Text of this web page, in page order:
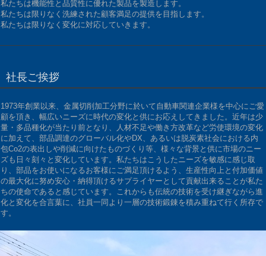
私たちは機能性と品質性に優れた製品を製造します。
私たちは限りなく洗練された顧客満足の提供を目指します。
私たちは限りなく変化に対応していきます。
社長ご挨拶
1973年創業以来、金属切削加工分野に於いて自動車関連企業様を中心にご愛
顧を頂き、幅広いニーズに時代の変化と供にお応えしてきました。近年は少
量・多品種化が当たり前となり、人材不足や働き方改革など労使環境の変化
に加えて、部品調達のグローバル化やDX、あるいは脱炭素社会における内
包Co2の表出しや削減に向けたものづくり等、様々な背景と供に市場のニー
ズも日々刻々と変化しています。私たちはこうしたニーズを敏感に感じ取
り、部品をお使いになるお客様にご満足頂けるよう、生産性向上と付加価値
の最大化に努め安心・納得頂けるサプライヤーとして貢献出来ることが私た
ちの使命であると感じています。これからも伝統の技術を受け継ぎながら進
化と変化を合言葉に、社員一同より一層の技術鍛錬を積み重ねて行く所存で
す。